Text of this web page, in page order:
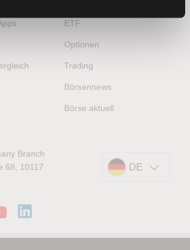
ETF
Optionen
Trading
Börsennews
Börse aktuell
Branch
68, 10117
DE